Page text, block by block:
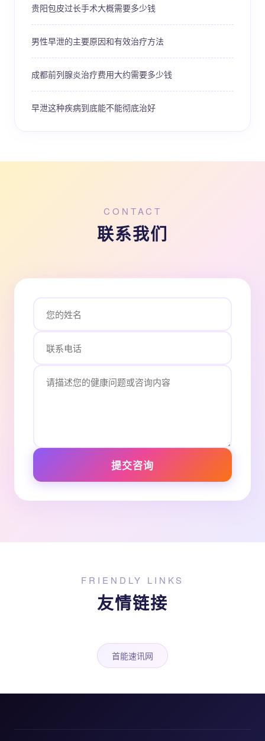
贵阳包皮过长手术大概需要多少钱
男性早泄的主要原因和有效治疗方法
成都前列腺炎治疗费用大约需要多少钱
早泄这种疾病到底能不能彻底治好
CONTACT
联系我们
提交咨询
FRIENDLY LINKS
友情链接
首能速讯网